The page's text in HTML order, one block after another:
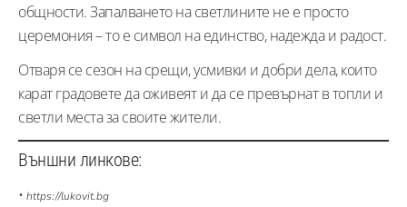
общности. Запалването на светлините не е просто
церемония – то е символ на единство, надежда и радост.
Отваря се сезон на срещи, усмивки и добри дела, които
карат градовете да оживеят и да се превърнат в топли и
светли места за своите жители.
Външни линкове:
• https://lukovit.bg